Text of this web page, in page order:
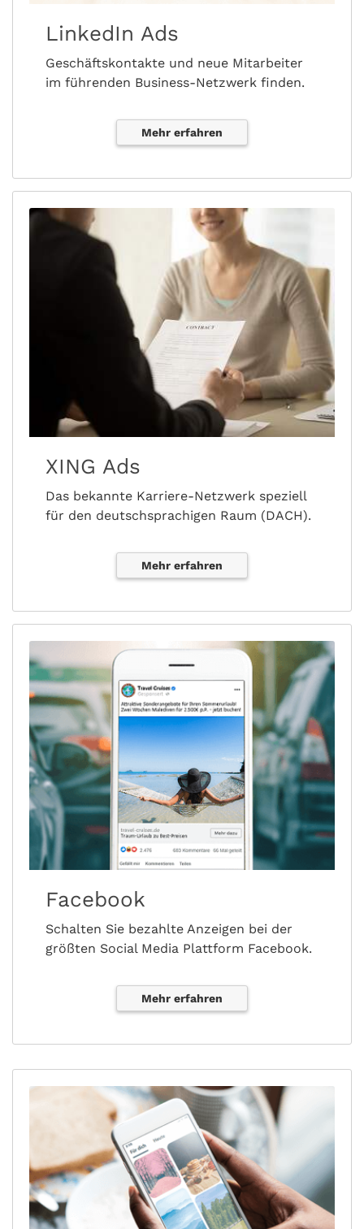
LinkedIn Ads
Geschäftskontakte und neue Mitarbeiter
im führenden Business-Netzwerk finden.
Mehr erfahren
XING Ads
Das bekannte Karriere-Netzwerk speziell
für den deutschsprachigen Raum (DACH).
Mehr erfahren
Facebook
Schalten Sie bezahlte Anzeigen bei der
größten Social Media Plattform Facebook.
Mehr erfahren